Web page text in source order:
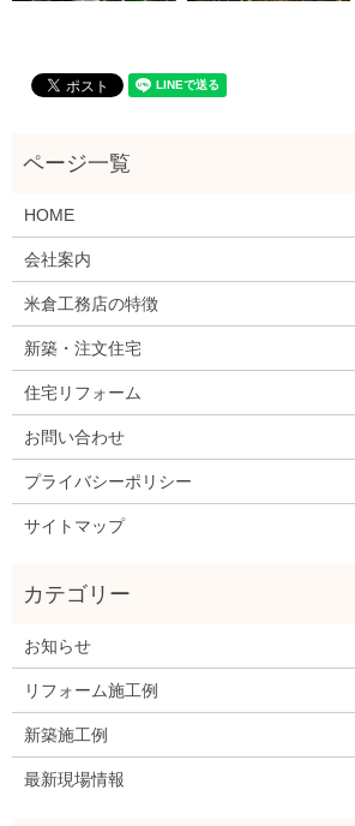
HOME
会社案内
米倉工務店の特徴
新築・注文住宅
住宅リフォーム
お問い合わせ
プライバシーポリシー
サイトマップ
お知らせ
リフォーム施工例
新築施工例
最新現場情報